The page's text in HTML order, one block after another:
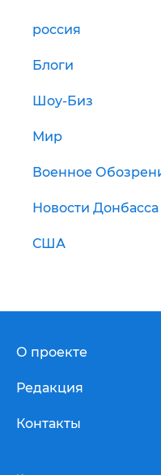
россия
Блоги
Шоу-Биз
Мир
Военное
Новости Донбасса
США
О проекте
Редакция
Контакты